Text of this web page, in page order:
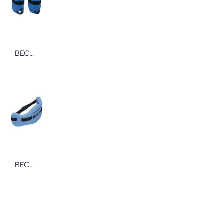
BECO Beinschwimmer XL PE-Schaum 1 Paar Auftriebsgeräte für Aqua-Fitness
BECO Aqua Jogging Gürtel RUNNER bis 100 kg